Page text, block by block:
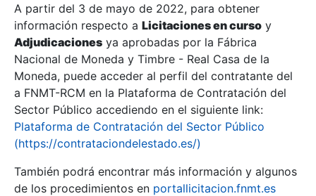
Mostrar/Ocultar
A partir del 3 de mayo de 2022, para obtener
información respecto a Licitaciones en curso y
Adjudicaciones ya aprobadas por la Fábrica
Nacional de Moneda y Timbre - Real Casa de la
Moneda, puede acceder al perfil del contratante del
a FNMT-RCM en la Plataforma de Contratación del
Sector Público accediendo en el siguiente link:
Plataforma de Contratación del Sector Público
(https://contrataciondelestado.es/)
También podrá encontrar más información y algunos
de los procedimientos en portallicitacion.fnmt.es